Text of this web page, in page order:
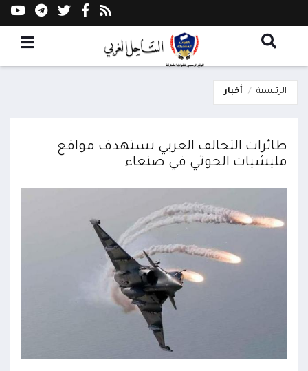
الرئيسية أخبار
طائرات التحالف العربي تستهدف مواقع
مليشيات الحوثي في صنعاء